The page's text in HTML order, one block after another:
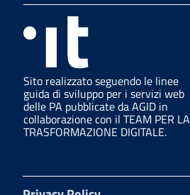
Sito realizzato seguendo le linee
guida di sviluppo per i servizi web
delle PA pubblicate da AGID in
collaborazione con il TEAM PER LA
TRASFORMAZIONE DIGITALE.